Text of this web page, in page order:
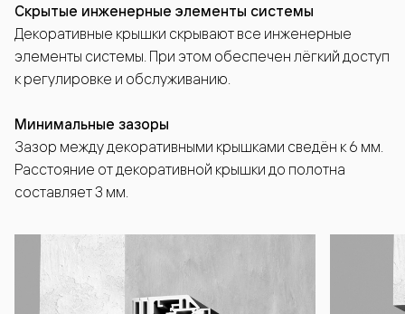
Скрытые инженерные элементы системы
Декоративные крышки скрывают все инженерные
элементы системы. При этом обеспечен лёгкий доступ
к регулировке и обслуживанию.
Минимальные зазоры
Зазор между декоративными крышками сведён к 6 мм.
Расстояние от декоративной крышки до полотна
составляет 3 мм.